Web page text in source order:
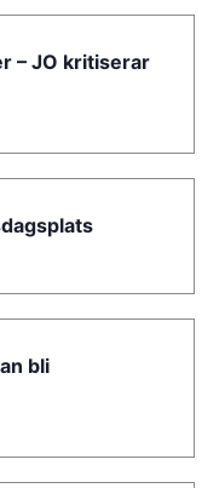
– JO kritiserar
bli